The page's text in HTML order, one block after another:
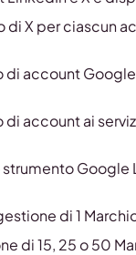
X per ciascun
di account
account ai
di 1
di 15, 25 o 50